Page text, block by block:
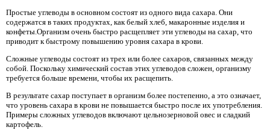
Простые углеводы в основном состоят из одного вида сахара. Они
содержатся в таких продуктах, как белый хлеб, макаронные изделия и
конфеты.Организм очень быстро расщепляет эти углеводы на сахар, что
приводит к быстрому повышению уровня сахара в крови.
Сложные углеводы состоят из трех или более сахаров, связанных между
собой. Поскольку химический состав этих углеводов сложен, организму
требуется больше времени, чтобы их расщепить.
В результате сахар поступает в организм более постепенно, а это означает,
что уровень сахара в крови не повышается быстро после их употребления.
Примеры сложных углеводов включают цельнозерновой овес и сладкий
картофель.